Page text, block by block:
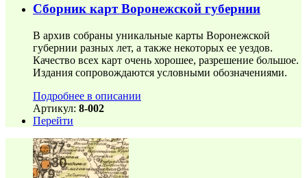
Сборник карт Воронежской губернии
В архив собраны уникальные карты Воронежской
губернии разных лет, а также некоторых ее уездов.
Качество всех карт очень хорошее, разрешение большое.
Издания сопровождаются условными обозначениями.
Подробнее в описании
Артикул: 8-002
Перейти